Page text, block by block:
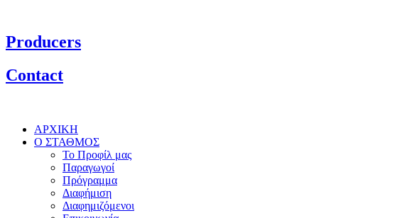
Producers
Contact
ΑΡΧΙΚΗ
Ο ΣΤΑΘΜΟΣ
Το Προφίλ μας
Παραγωγοί
Πρόγραμμα
Διαφήμιση
Διαφημιζόμενοι